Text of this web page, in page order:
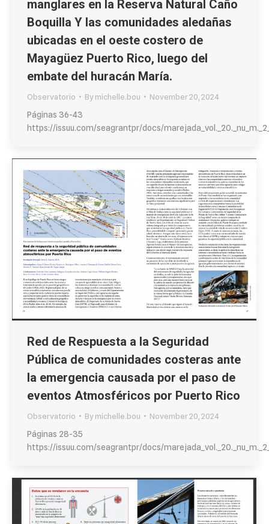
manglares en la Reserva Natural Caño
Boquilla Y las comunidades aledañas
ubicadas en el oeste costero de
Mayagüez Puerto Rico, luego del
embate del huracán María.
Observatorio Bymichelle.bou
November 20, 2024
Páginas 36-43
https://issuu.com/seagrantpr/docs/
Red de Respuesta a la Seguridad
Pública de comunidades costeras ante
la emergencia causada por el paso de
eventos Atmosféricos por Puerto Rico
Observatorio Bymichelle.bou
November 20, 2024
Páginas 28-35
https://issuu.com/seagrantpr/docs/